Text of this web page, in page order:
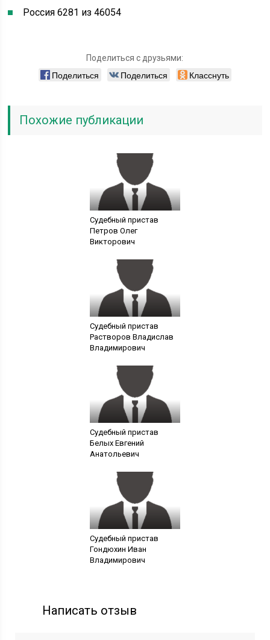
Россия 6281 из 46054
Поделиться с друзьями:
Поделиться Поделиться Класснуть
Похожие публикации
Судебный пристав
Петров Олег
Викторович
Судебный пристав
Растворов Владислав
Владимирович
Судебный пристав
Белых Евгений
Анатольевич
Судебный пристав
Гондюхин Иван
Владимирович
Написать отзыв